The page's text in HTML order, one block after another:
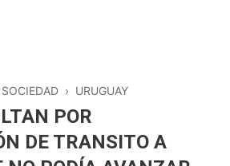
SOCIEDAD › URUGUAY
POR
DE TRANSITO A